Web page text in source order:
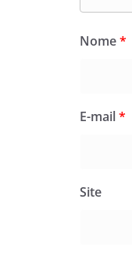
Nome*
E-mail*
Site